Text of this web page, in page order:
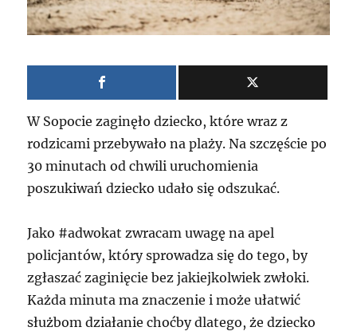
W Sopocie zaginęło dziecko, które wraz z
rodzicami przebywało na plaży. Na szczęście po
30 minutach od chwili uruchomienia
poszukiwań dziecko udało się odszukać.
Jako #adwokat zwracam uwagę na apel
policjantów, który sprowadza się do tego, by
zgłaszać zaginięcie bez jakiejkolwiek zwłoki.
Każda minuta ma znaczenie i może ułatwić
służbom działanie choćby dlatego, że dziecko